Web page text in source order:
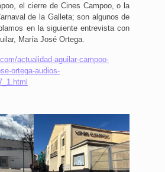
el cierre de Cines Campoo, o la
de la Galleta; son algunos de
en la siguiente entrevista con
María José Ortega.
actualidad-aguilar-campoo-
ortega-audios-